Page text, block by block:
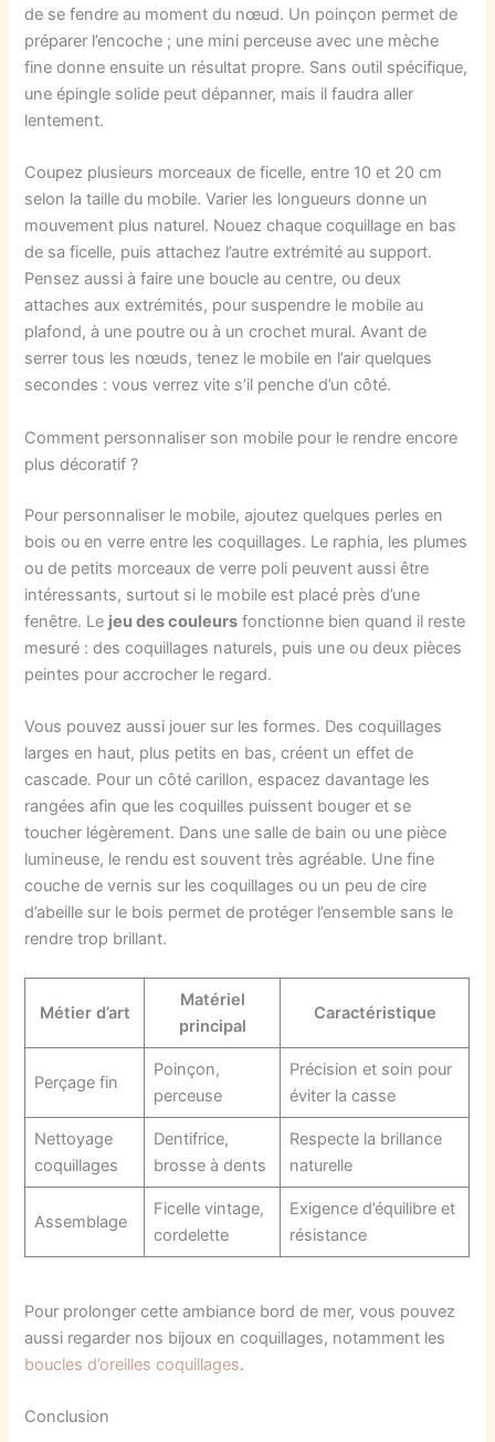
de se fendre au moment du nœud. Un poinçon permet de
préparer l’encoche ; une mini perceuse avec une mèche
fine donne ensuite un résultat propre. Sans outil spécifique,
une épingle solide peut dépanner, mais il faudra aller
lentement.
Coupez plusieurs morceaux de ficelle, entre 10 et 20 cm
selon la taille du mobile. Varier les longueurs donne un
mouvement plus naturel. Nouez chaque coquillage en bas
de sa ficelle, puis attachez l’autre extrémité au support.
Pensez aussi à faire une boucle au centre, ou deux
attaches aux extrémités, pour suspendre le mobile au
plafond, à une poutre ou à un crochet mural. Avant de
serrer tous les nœuds, tenez le mobile en l’air quelques
secondes : vous verrez vite s’il penche d’un côté.
Comment personnaliser son mobile pour le rendre encore
plus décoratif ?
Pour personnaliser le mobile, ajoutez quelques perles en
bois ou en verre entre les coquillages. Le raphia, les plumes
ou de petits morceaux de verre poli peuvent aussi être
intéressants, surtout si le mobile est placé près d’une
fenêtre. Le jeu des couleurs fonctionne bien quand il reste
mesuré : des coquillages naturels, puis une ou deux pièces
peintes pour accrocher le regard.
Vous pouvez aussi jouer sur les formes. Des coquillages
larges en haut, plus petits en bas, créent un effet de
cascade. Pour un côté carillon, espacez davantage les
rangées afin que les coquilles puissent bouger et se
toucher légèrement. Dans une salle de bain ou une pièce
lumineuse, le rendu est souvent très agréable. Une fine
couche de vernis sur les coquillages ou un peu de cire
d’abeille sur le bois permet de protéger l’ensemble sans le
rendre trop brillant.
Métier d’art
Matériel
principal
Caractéristique
Perçage fin
Poinçon,
perceuse
Précision et soin pour
éviter la casse
Nettoyage
coquillages
Dentifrice,
brosse à dents
Respecte la brillance
naturelle
Assemblage
Ficelle vintage,
cordelette
Exigence d’équilibre et
résistance
Pour prolonger cette ambiance bord de mer, vous pouvez
aussi regarder nos bijoux en coquillages, notamment les
boucles d’oreilles coquillages.
Conclusion